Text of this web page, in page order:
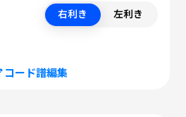
右利き 左利き
コード譜編集